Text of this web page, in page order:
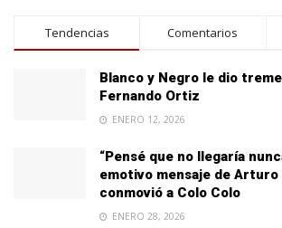
Tendencias Comentarios
Blanco y Negro le dio
Fernando Ortiz
ENERO 12, 2026
“Pensé que no llegaría
emotivo mensaje de Arturo
conmovió a Colo Colo
ENERO 28, 2026